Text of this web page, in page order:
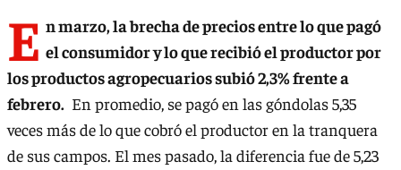
E n marzo, la brecha de precios entre lo que pagó
el consumidor y lo que recibió el productor por
los productos agropecuarios subió 2,3% frente a
febrero. En promedio, se pagó en las góndolas 5,35
veces más de lo que cobró el productor en la tranquera
de sus campos. El mes pasado, la diferencia fue de 5,23